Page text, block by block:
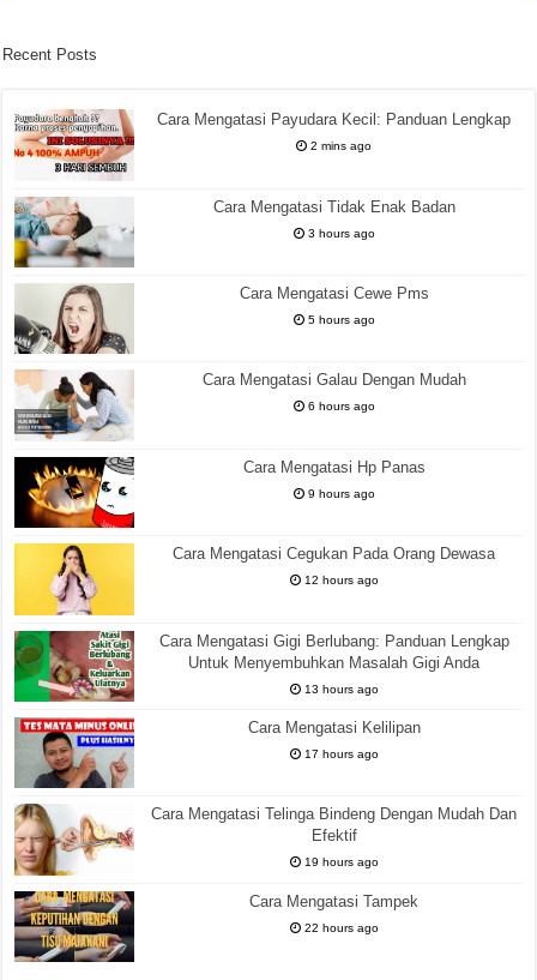
Recent Posts
Cara Mengatasi Payudara Kecil: Panduan Lengkap
2 mins ago
Cara Mengatasi Tidak Enak Badan
3 hours ago
Cara Mengatasi Cewe Pms
5 hours ago
Cara Mengatasi Galau Dengan Mudah
6 hours ago
Cara Mengatasi Hp Panas
9 hours ago
Cara Mengatasi Cegukan Pada Orang Dewasa
12 hours ago
Cara Mengatasi Gigi Berlubang: Panduan Lengkap
Untuk Menyembuhkan Masalah Gigi Anda
13 hours ago
Cara Mengatasi Kelilipan
17 hours ago
Cara Mengatasi Telinga Bindeng Dengan Mudah Dan
Efektif
19 hours ago
Cara Mengatasi Tampek
22 hours ago